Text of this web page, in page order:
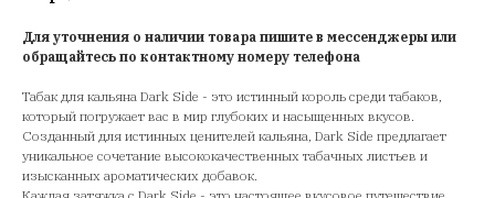
Для уточнения о наличии товара пишите в мессенджеры или
обращайтесь по контактному номеру телефона
Табак для кальяна Dark Side - это истинный король среди табаков,
который погружает вас в мир глубоких и насыщенных вкусов.
Созданный для истинных ценителей кальяна, Dark Side предлагает
уникальное сочетание высококачественных табачных листьев и
изысканных ароматических добавок.